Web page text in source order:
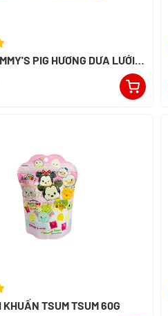
PIG HƯƠNG DƯA LƯỚI
KHUẨN TSUM TSUM 60G